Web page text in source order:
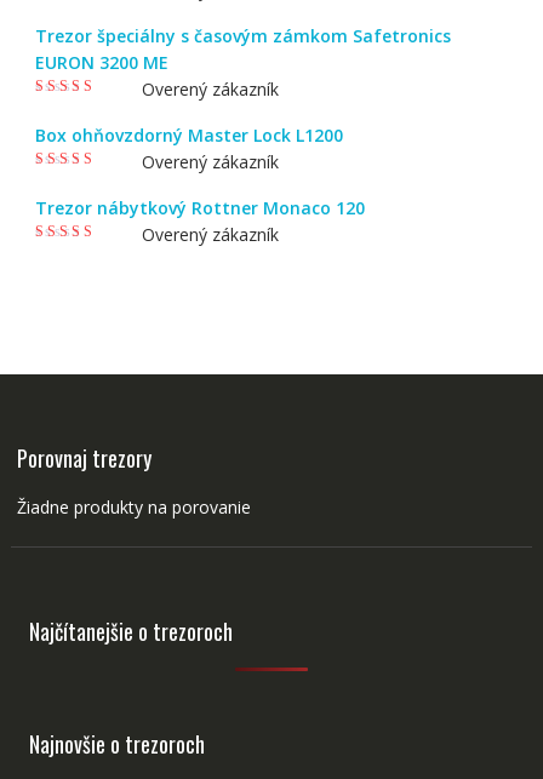
Trezor špeciálny s časovým zámkom Safetronics
EURON 3200 ME
Overený zákazník
Box ohňovzdorný Master Lock L1200
Overený zákazník
Trezor nábytkový Rottner Monaco 120
Overený zákazník
Porovnaj trezory
Žiadne produkty na porovanie
Najčítanejšie o trezoroch
Najnovšie o trezoroch